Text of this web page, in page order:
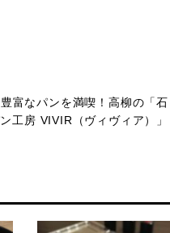
富なパンを満喫！高柳の「石
工房 VIVIR（ヴィヴィア）」